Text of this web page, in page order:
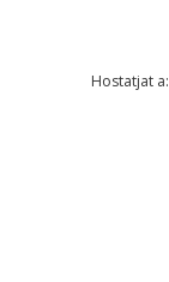
Comentari *
Hostatjat a: